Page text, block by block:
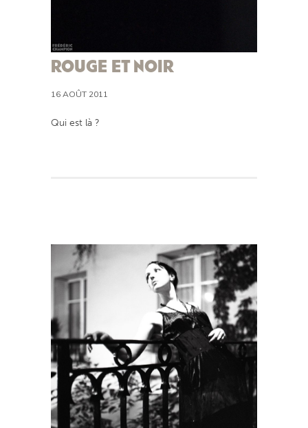
ROUGE ET NOIR
16 AOÛT 2011
Qui est là ?